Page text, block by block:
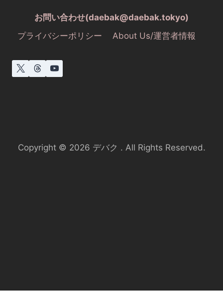
お問い合わせ(daebak@daebak.tokyo)
プライバシーポリシー
About Us/運営者情報
Copyright © 2026 デバク . All Rights Reserved.